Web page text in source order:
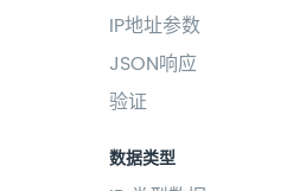
IP地址参数
JSON响应
验证
数据类型